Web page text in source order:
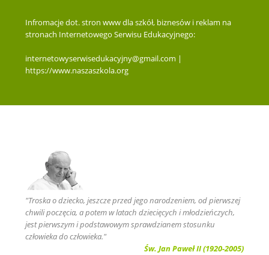
Infromacje dot. stron www dla szkół, biznesów i reklam na
stronach Internetowego Serwisu Edukacyjnego:
internetowyserwisedukacyjny@gmail.com |
https://www.naszaszkola.org
"Troska o dziecko, jeszcze przed jego narodzeniem, od pierwszej
chwili poczęcia, a potem w latach dziecięcych i młodzieńczych,
jest pierwszym i podstawowym sprawdzianem stosunku
człowieka do człowieka."
Św. Jan Paweł II (1920-2005)